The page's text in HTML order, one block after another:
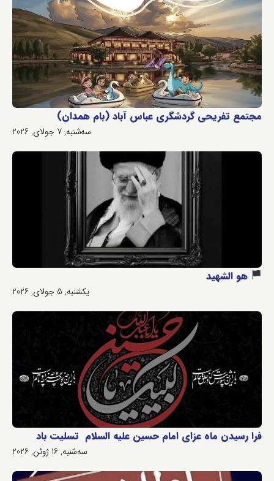
مجتمع تفریحی گردشگری عباس آباد (بام همدان)
سه‌شنبه, 7 جولای, 2026
هو الشهید
یکشنبه, 5 جولای, 2026
فرا رسیدن ماه عزای امام حسین علیه السلام تسلیت باد
سه‌شنبه, 16 ژوئن, 2026